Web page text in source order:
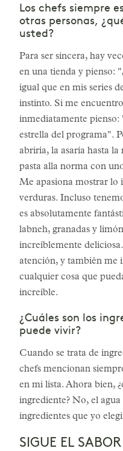
Los chefs siempre
otras personas,
usted?
Para ser sincera, hay
en una tienda y pienso:
igual que en mis series
instinto. Si me
inmediatamente pienso:
estrella del programa".
abriría, la asaría hasta
pasta alla norma con
Me apasiona mostrar lo
verduras. Incluso
es absolutamente
labneh, granadas y
increíblemente
atención, y también me
cualquier cosa que
increíble.
¿Cuáles son los
puede vivir?
Cuando se trata de
chefs mencionan
en mi lista. Ahora bien,
ingrediente? No, el
ingredientes que yo
SIGUE EL SABOR